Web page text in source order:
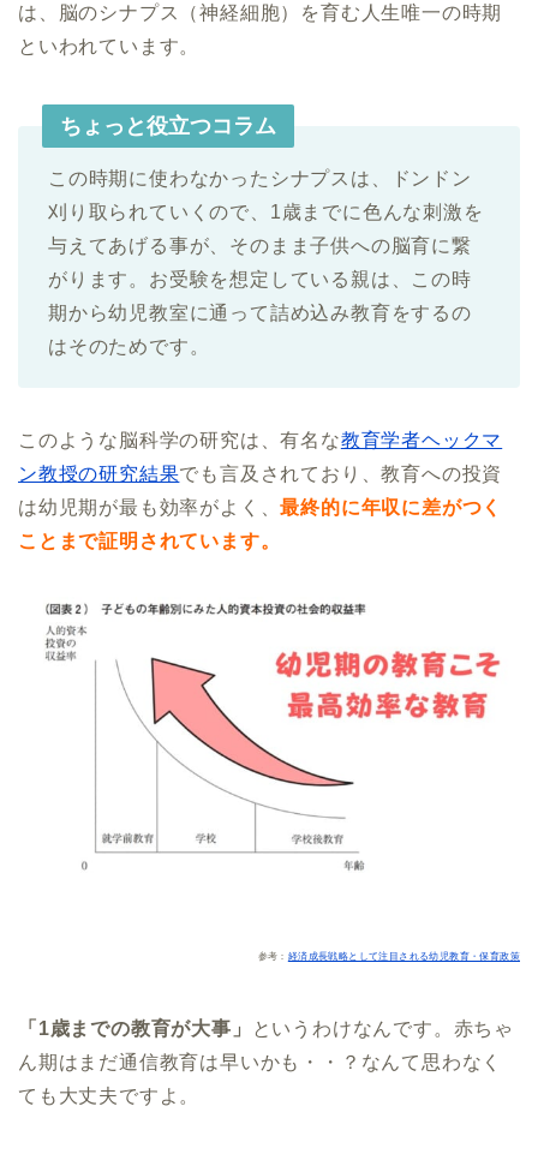
は、脳のシナプス（神経細胞）を育む人生唯一の時期
といわれています。
ちょっと役立つコラム
この時期に使わなかったシナプスは、ドンドン
刈り取られていくので、1歳までに色んな刺激を
与えてあげる事が、そのまま子供への脳育に繋
がります。お受験を想定している親は、この時
期から幼児教室に通って詰め込み教育をするの
はそのためです。
このような脳科学の研究は、有名な教育学者ヘックマ
ン教授の研究結果でも言及されており、教育への投資
は幼児期が最も効率がよく、最終的に年収に差がつく
ことまで証明されています。
参考： 経済成長戦略として注目される幼児教育・保育政策
「1歳までの教育が大事」
というわけなんです。赤ちゃ
ん期はまだ通信教育は早いかも・・？なんて思わなく
ても大丈夫ですよ。